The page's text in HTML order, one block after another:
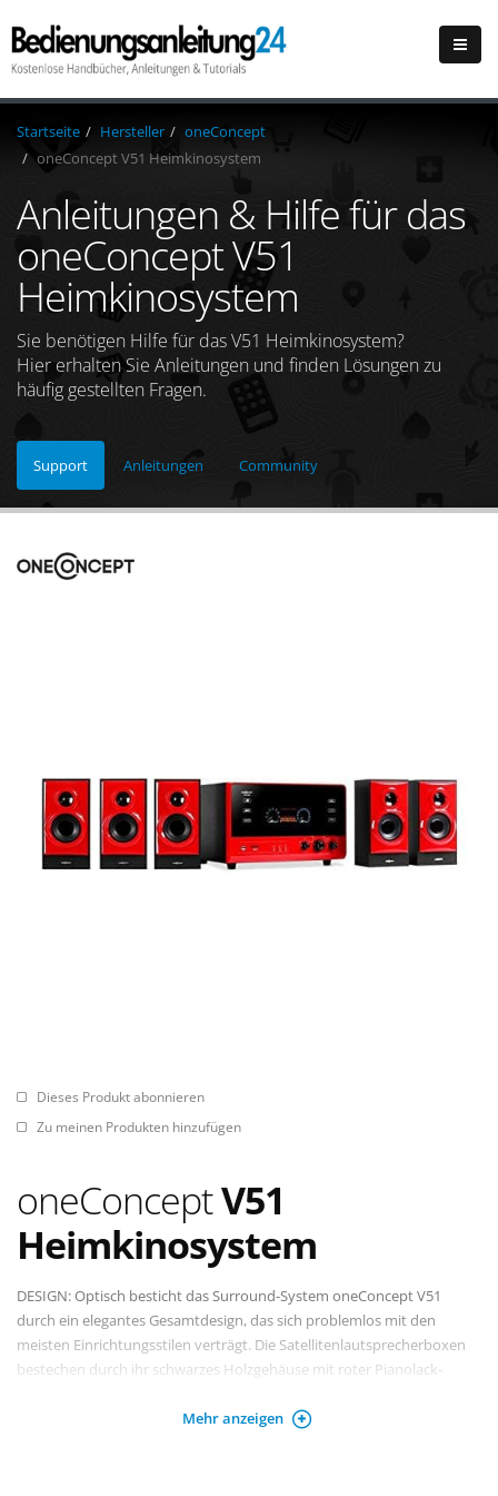
Startseite Hersteller
oneConcept
oneConcept V51 Heimkinosystem
Anleitungen & Hilfe für das
oneConcept V51
Heimkinosystem
Sie benötigen Hilfe für das V51 Heimkinosystem?
Hier erhalten Sie Anleitungen und finden Lösungen zu
häufig gestellten Fragen.
Support Anleitungen Community
Dieses Produkt abonnieren
Zu meinen Produkten hinzufügen
oneConceptV51
Heimkinosystem
DESIGN: Optisch besticht das Surround-System oneConcept V51
durch ein elegantes Gesamtdesign, das sich problemlos mit den
meisten Einrichtungsstilen verträgt. Die Satellitenlautsprecherboxen
bestechen durch ihr schwarzes Holzgehäuse mit roter Pianolack-
der Satellitenlautsprecher kann rückseitig des Aktivsubwoofers
Mehr anzeigen